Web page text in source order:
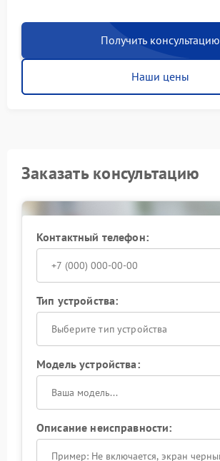
Получить консультацию
Наши цены
Заказать консультацию
Контактный телефон:
Тип устройства:
Выберите тип устройства
Модель устройства:
Описание неисправности: